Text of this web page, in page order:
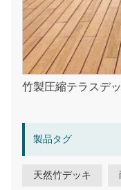
竹製圧縮テラスデ
製品タグ
天然竹デッキ